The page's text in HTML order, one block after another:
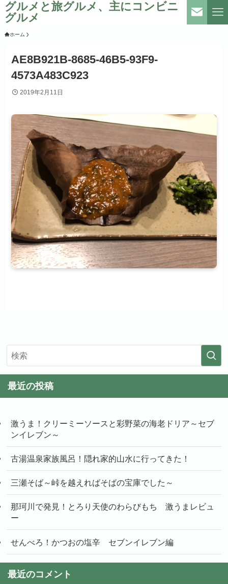
グルメと旅グルメ、主にコンビニ
グルメ
ホーム
AE8B921B-8685-46B5-93F9-
4573A483C923
2019年2月11日
最近の投稿
激うま！クリーミーソースと彩野菜の海老ドリア～セブ
ンイレブン～
古湯温泉家族風呂！隠れ家的山水に行ってきた！
三瀬そば～峠を越えればそばの宝庫でした～
那珂川で発見！とろり天使のわらびもち 激うまレビュ
ー
せんべろ！かつおの塩辛 セブンイレブン編
最近のコメント